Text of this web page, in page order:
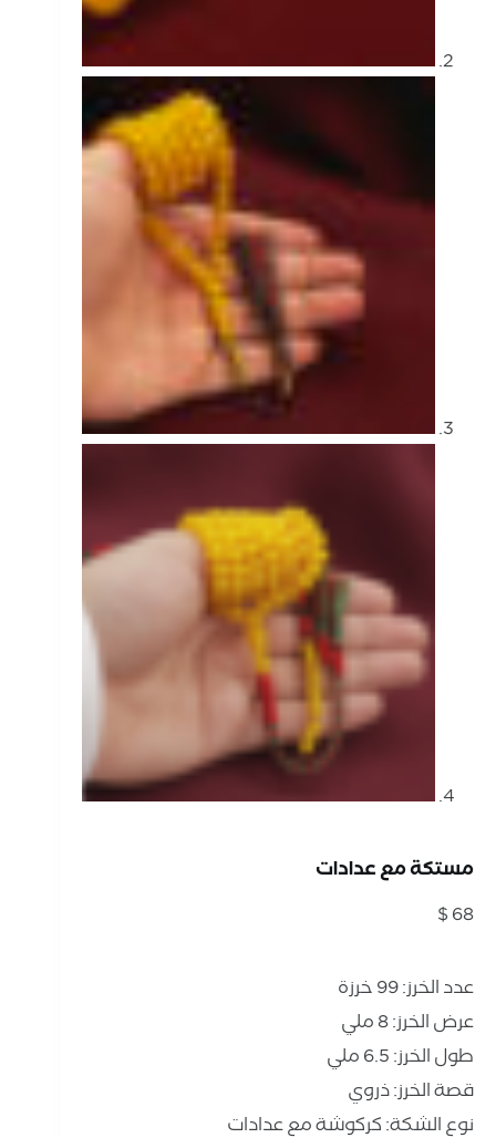
مستكة مع عدادات
$68
عدد الخرز: 99 خرزة
عرض الخرز: 8 ملي
طول الخرز: 6.5 ملي
قصة الخرز: ذروي
نوع الشكة: كركوشة مع عدادات